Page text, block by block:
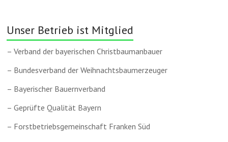
Unser Betrieb ist Mitglied
– Verband der bayerischen Christbaumanbauer
– Bundesverband der Weihnachtsbaumerzeuger
– Bayerischer Bauernverband
– Geprüfte Qualität Bayern
– Forstbetriebsgemeinschaft Franken Süd